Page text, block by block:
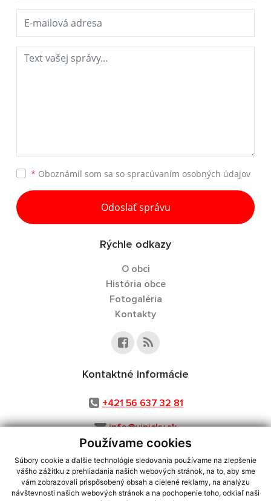
Používame cookies
Súbory cookie a ďalšie technológie sledovania používame na zlepšenie
vášho zážitku z prehliadania našich webových stránok, na to, aby sme
vám zobrazovali prispôsobený obsah a cielené reklamy, na analýzu
návštevnosti našich webových stránok a na pochopenie toho, odkiaľ naši
* Oboznámil som sa so spracúvaním osobných údajov
Odoslať správu
Rýchle odkazy
O obci
História obce
Fotogaléria
Kontakty
Kontaktné informácie
+421 56 637 32 81
info@vinicky.sk
využite možnosť získavania aktuálnych informácií s využitím RSS
CMS systém (redakčný) systém ECHELON 2,Mapa stránok,web portál